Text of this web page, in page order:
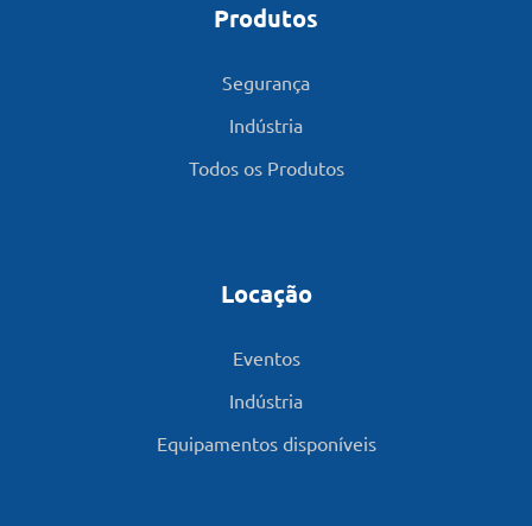
Produtos
Segurança
Indústria
Todos os Produtos
Locação
Eventos
Indústria
Equipamentos disponíveis